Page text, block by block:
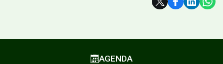
AGENDA